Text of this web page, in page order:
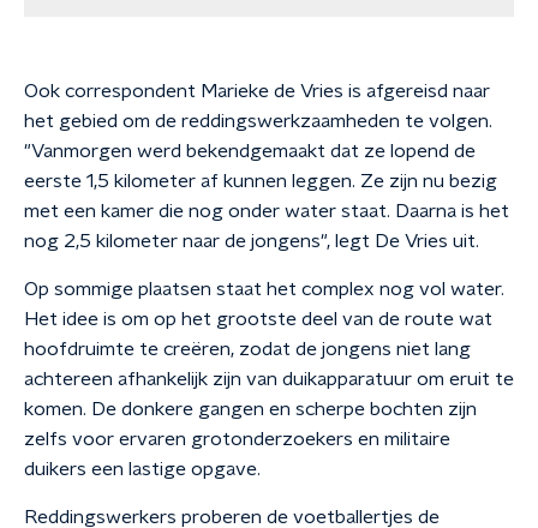
Ook correspondent Marieke de Vries is afgereisd naar
het gebied om de reddingswerkzaamheden te volgen.
"Vanmorgen werd bekendgemaakt dat ze lopend de
eerste 1,5 kilometer af kunnen leggen. Ze zijn nu bezig
met een kamer die nog onder water staat. Daarna is het
nog 2,5 kilometer naar de jongens", legt De Vries uit.
Op sommige plaatsen staat het complex nog vol water.
Het idee is om op het grootste deel van de route wat
hoofdruimte te creëren, zodat de jongens niet lang
achtereen afhankelijk zijn van duikapparatuur om eruit te
komen. De donkere gangen en scherpe bochten zijn
zelfs voor ervaren grotonderzoekers en militaire
duikers een lastige opgave.
Reddingswerkers proberen de voetballertjes de